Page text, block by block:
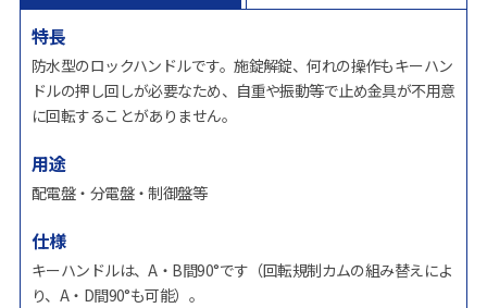
特長
防水型のロックハンドルです。施錠解錠、何れの操作もキーハン
ドルの押し回しが必要なため、自重や振動等で止め金具が不用意
に回転することがありません。
用途
配電盤・分電盤・制御盤等
仕様
キーハンドルは、A・B間90°です（回転規制カムの組み替えによ
り、A・D間90°も可能）。